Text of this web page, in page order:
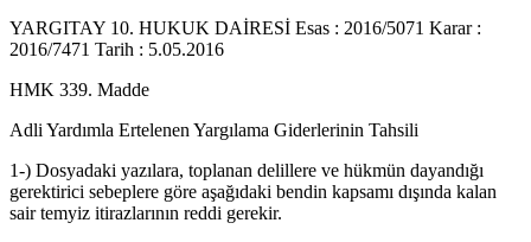
YARGITAY 10. HUKUK DAİRESİ Esas : 2016/5071 Karar :
2016/7471 Tarih : 5.05.2016
HMK 339. Madde
Adli Yardımla Ertelenen Yargılama Giderlerinin Tahsili
1-) Dosyadaki yazılara, toplanan delillere ve hükmün dayandığı
gerektirici sebeplere göre aşağıdaki bendin kapsamı dışında kalan
sair temyiz itirazlarının reddi gerekir.